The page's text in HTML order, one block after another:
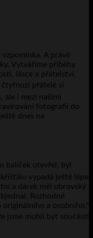
A právě
Vytváříme příběhy
lásce a přátelství,
přátelé si
ale i mezi našimi
fotografií do
dnes na